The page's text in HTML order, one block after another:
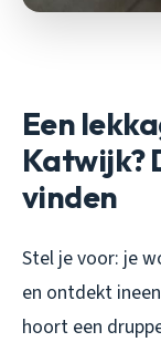
Een
Katwijk?
vinden
Stel je voor: je
en ontdekt
hoort een